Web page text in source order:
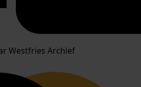
Westfries Archief